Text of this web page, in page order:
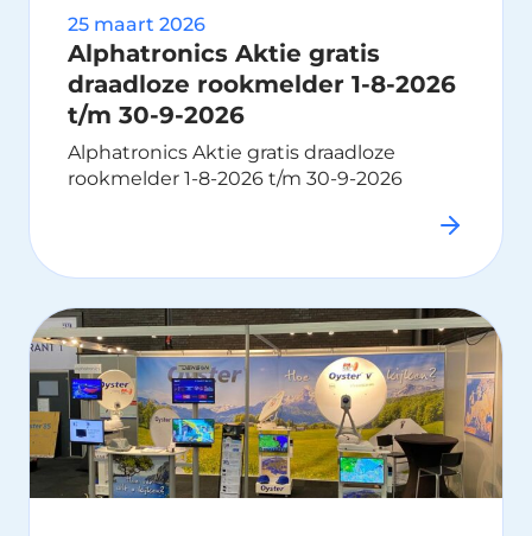
25 maart 2026
Alphatronics Aktie gratis
draadloze rookmelder 1-8-2026
t/m 30-9-2026
Alphatronics Aktie gratis draadloze
rookmelder 1-8-2026 t/m 30-9-2026